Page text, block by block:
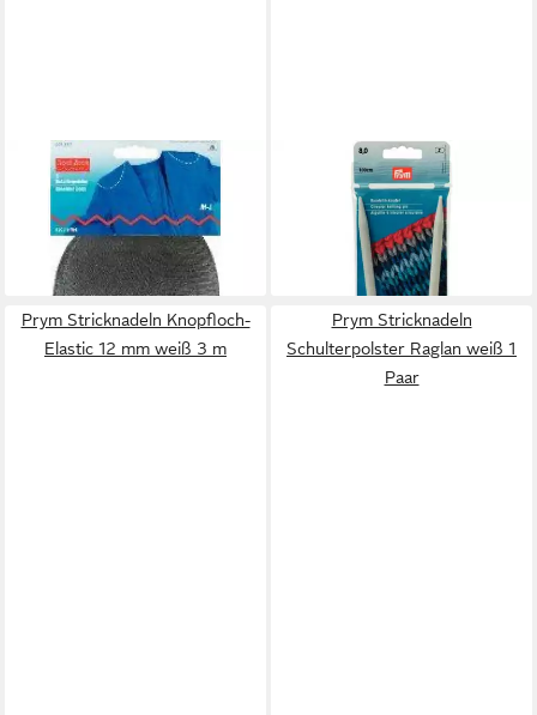
PRYM
Stricknadeln Schulterpolster
Raglan M-L schwarz 1 Paar
8,96 €
lieferbar in 2 Wochen
Stricknadeln Rundstricknadel
2,50 mm 40 cm grau
lieferbar in 2 Wochen
Prym Stricknadeln Knopfloch-
Elastic 12 mm weiß 3 m
Prym Stricknadeln
Schulterpolster Raglan weiß 1
Paar